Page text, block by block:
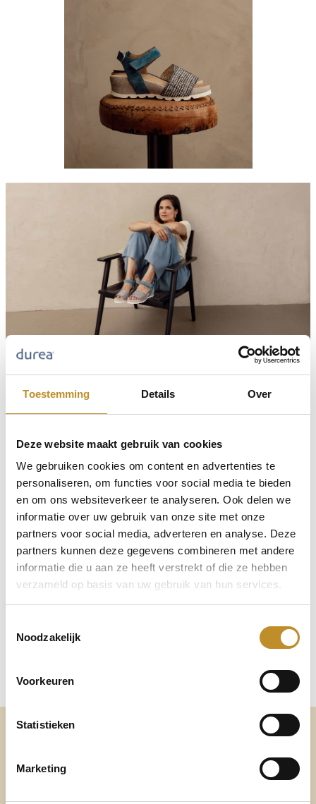
Toestemming Details Over
Deze website maakt gebruik van cookies
We gebruiken cookies om content en advertenties te
personaliseren, om functies voor social media te bieden
en om ons websiteverkeer te analyseren. Ook delen we
informatie over uw gebruik van onze site met onze
partners voor social media, adverteren en analyse. Deze
partners kunnen deze gegevens combineren met andere
informatie die u aan ze heeft verstrekt of die ze hebben
verzameld op basis van uw gebruik van hun services.
Noodzakelijk
Voorkeuren
Statistieken
Marketing
voor mijn eigen voetbed